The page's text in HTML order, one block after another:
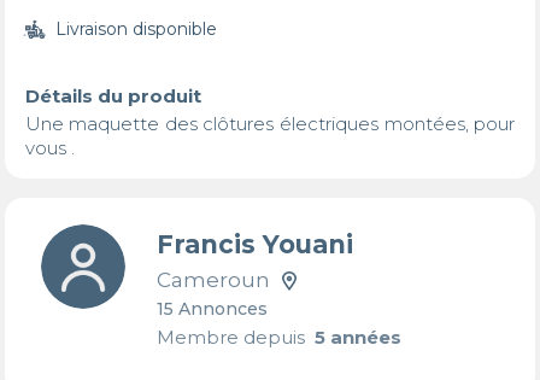
Livraison disponible
Détails du produit
Une maquette des clôtures électriques montées, pour
vous .
Francis Youani
Cameroun
15 Annonces
Membre depuis5 années